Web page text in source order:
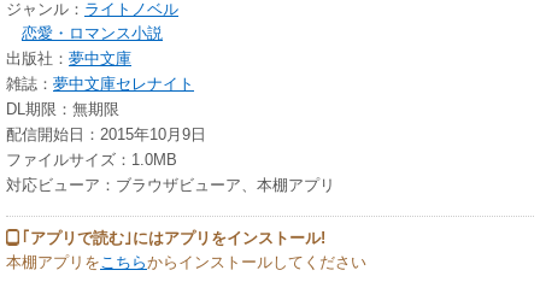
ジャンル： ライトノベル
恋愛・ロマンス小説
出版社： 夢中文庫
雑誌： 夢中文庫セレナイト
DL期限：無期限
配信開始日：2015年10月9日
ファイルサイズ：1.0MB
対応ビューア：ブラウザビューア、本棚アプリ
｢アプリで読む｣にはアプリをインストール!
本棚アプリをこちらからインストールしてください